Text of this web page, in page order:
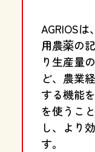
AGRIOS
用農薬の
り生産量
ど、農業
する機能
を使うこ
し、より
す。